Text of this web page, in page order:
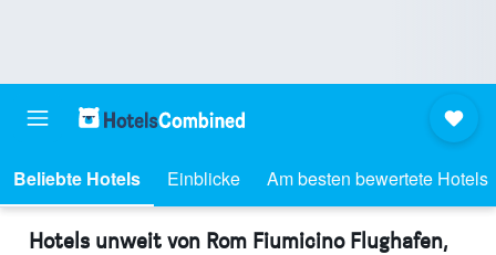
Beliebte Hotels Einblicke Am besten bewertete Hotels
Hotels unweit von Rom Fiumicino Flughafen,